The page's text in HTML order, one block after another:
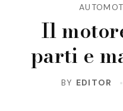
Il
parti e
BY EDITOR